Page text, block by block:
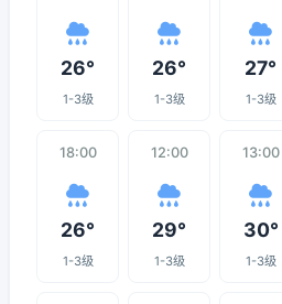
26°
1-3级
26°
1-3级
27°
1-3级
18:00
26°
1-3级
12:00
29°
1-3级
13:00
30°
1-3级